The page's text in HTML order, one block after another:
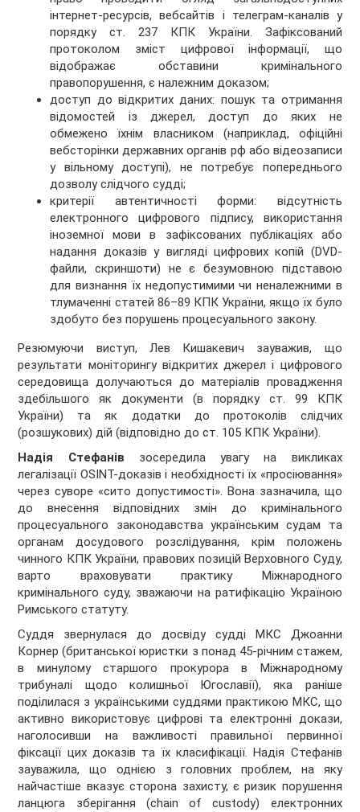
інтернет-ресурсів, вебсайтів і телеграм-каналів у
порядку ст. 237 КПК України. Зафіксований
протоколом зміст цифрової інформації, що
відображає обставини кримінального
правопорушення, є належним доказом;
доступ до відкритих даних: пошук та отримання
відомостей із джерел, доступ до яких не
обмежено їхнім власником (наприклад, офіційні
вебсторінки державних органів рф або відеозаписи
у вільному доступі), не потребує попереднього
дозволу слідчого судді;
критерії автентичності форми: відсутність
електронного цифрового підпису, використання
іноземної мови в зафіксованих публікаціях або
надання доказів у вигляді цифрових копій (DVD-
файли, скриншоти) не є безумовною підставою
для визнання їх недопустимими чи неналежними в
тлумаченні статей 86–89 КПК України, якщо їх було
здобуто без порушень процесуального закону.
Резюмуючи виступ, Лев Кишакевич зауважив, що
результати моніторингу відкритих джерел і цифрового
середовища долучаються до матеріалів провадження
здебільшого як документи (в порядку ст. 99 КПК
України) та як додатки до протоколів слідчих
(розшукових) дій (відповідно до ст. 105 КПК України).
Надія Стефанів зосередила увагу на викликах
легалізації OSINT-доказів і необхідності їх «просіювання»
через суворе «сито допустимості». Вона зазначила, що
до внесення відповідних змін до кримінального
процесуального законодавства українським судам та
органам досудового розслідування, крім положень
чинного КПК України, правових позицій Верховного Суду,
варто враховувати практику Міжнародного
кримінального суду, зважаючи на ратифікацію Україною
Римського статуту.
Суддя звернулася до досвіду судді МКС Джоанни
Корнер (британської юристки з понад 45-річним стажем,
в минулому старшого прокурора в Міжнародному
трибуналі щодо колишньої Югославії), яка раніше
поділилася з українськими суддями практикою МКС, що
активно використовує цифрові та електронні докази,
наголосивши на важливості правильної первинної
фіксації цих доказів та їх класифікації. Надія Стефанів
зауважила, що однією з головних проблем, на яку
найчастіше вказує сторона захисту, є ризик порушення
ланцюга зберігання (chain of custody) електронних